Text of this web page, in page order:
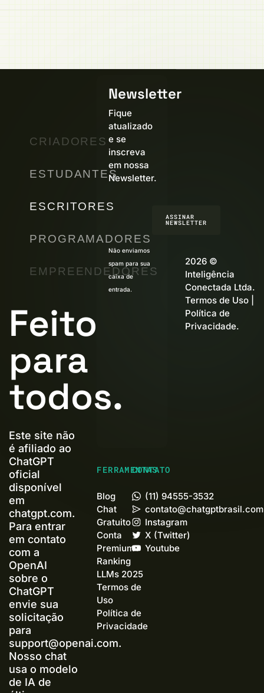
Feito
para
todos.
Este site não
é afiliado ao
ChatGPT
oficial
disponível
em
chatgpt.com.
Para entrar
em contato
com a
OpenAI
sobre o
ChatGPT
envie sua
solicitação
para
support@openai.com.
Nosso chat
usa o modelo
de IA de
CRIADORES
ESTUDANTES
ESCRITORES
PROGRAMADORES
EMPREENDEDORES
Newsletter
Fique
atualizado
e se
inscreva
em nossa
Newsletter.
ASSINAR
NEWSLETTER
Não enviamos
spam para sua
caixa de
entrada.
FERRAMENTAS
Blog
Chat
Gratuito
Conta
Premium+
Ranking
LLMs 2025
Termos de
Uso
Política de
Privacidade
CONTATO
(11) 94555-3532
Instagram
X (Twitter)
Youtube
2026 ©
Inteligência
Conectada Ltda.
Termos de Uso|
Política de
Privacidade.